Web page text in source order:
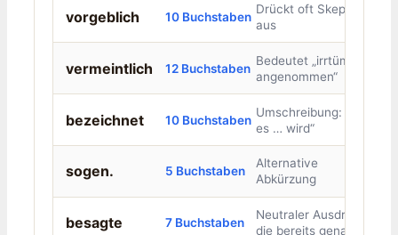
vorgeblich 10 Buchstaben
Drückt oft Skepsis
aus
vermeintlich 12 Buchstaben
Bedeutet „irrtümlich
angenommen“
bezeichnet 10 Buchstaben
Umschreibung: „wie
es … wird“
sogen. 5 Buchstaben
Alternative
Abkürzung
besagte 7 Buchstaben
Neutraler Ausdruck:
die bereits genannten